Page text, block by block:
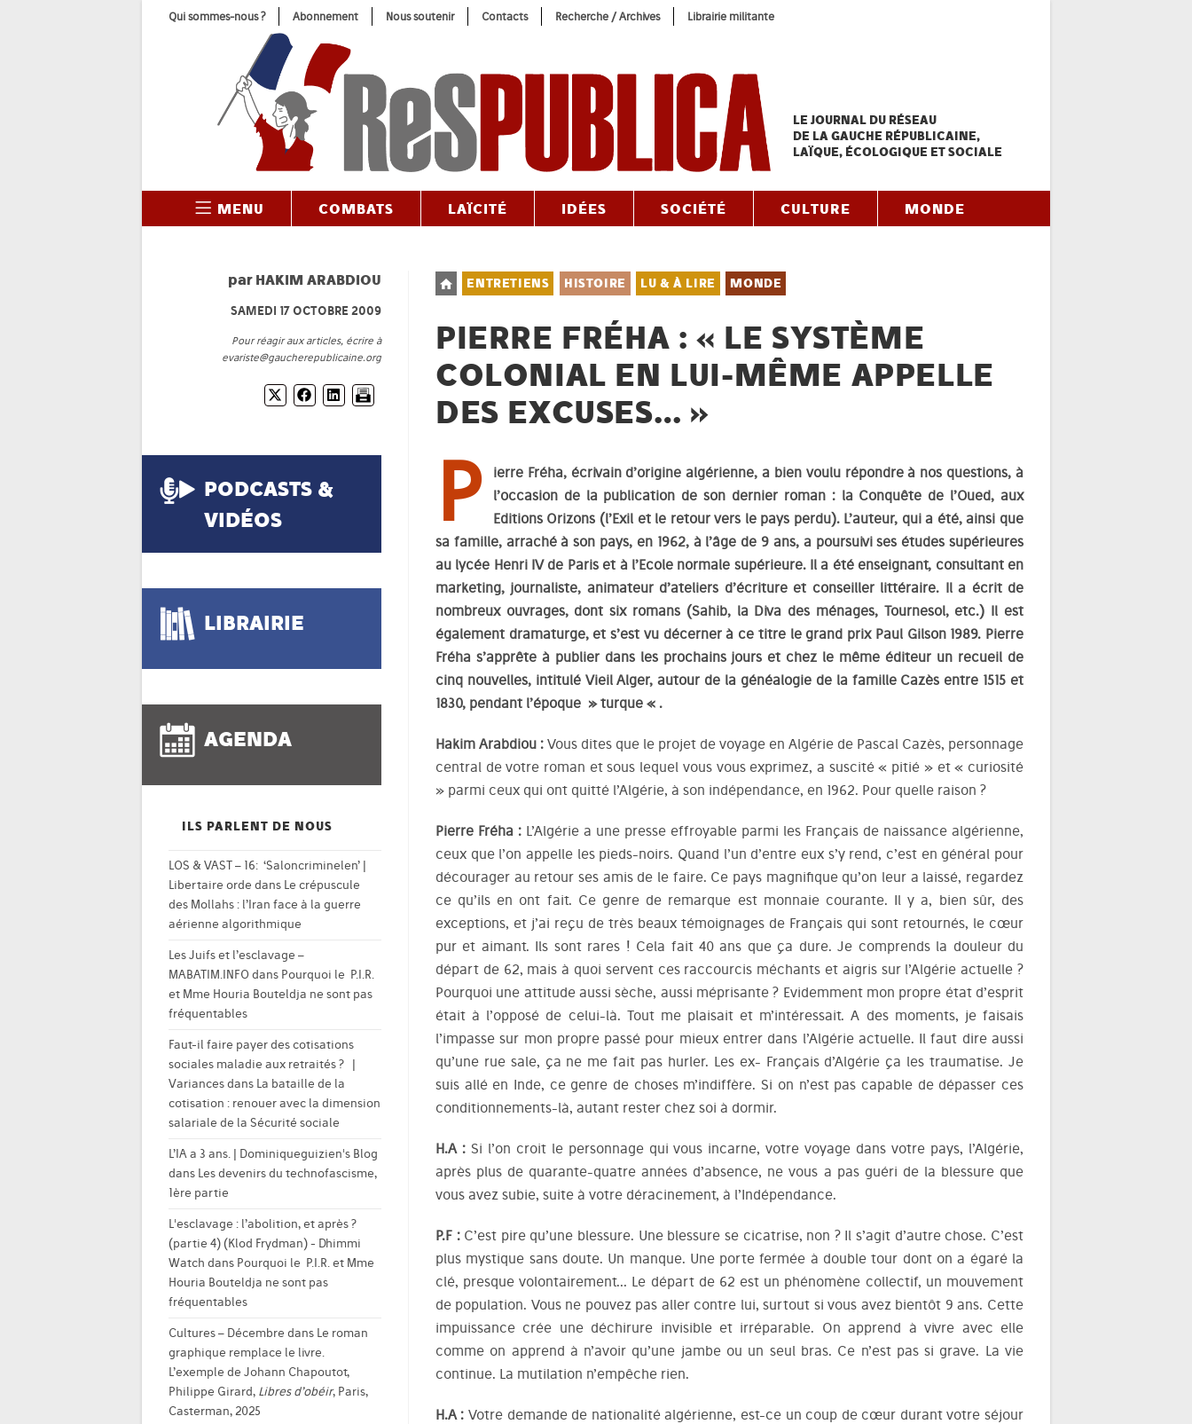
Qui sommes-nous ? Abonnement Nous soutenir Contacts Recherche / Archives Librairie militante
LE JOURNAL DU RÉSEAU
DE LA GAUCHE RÉPUBLICAINE,
LAÏQUE, ÉCOLOGIQUE ET SOCIALE
MENU COMBATS LAÏCITÉ IDÉES SOCIÉTÉ CULTURE MONDE
Post
category:
ENTRETIENS HISTOIRE LU & À LIRE MONDE
PIERRE FRÉHA : « LE SYSTÈME
COLONIAL EN LUI-MÊME APPELLE
DES EXCUSES… »
P
ierre Fréha, écrivain d’origine algérienne, a bien voulu répondre à nos questions, à
l’occasion de la publication de son dernier roman : la Conquête de l’Oued, aux
Editions Orizons (l’Exil et le retour vers le pays perdu). L’auteur, qui a été, ainsi que
sa famille, arraché à son pays, en 1962, à l’âge de 9 ans, a poursuivi ses études supérieures
au lycée Henri IV de Paris et à l’Ecole normale supérieure. Il a été enseignant, consultant en
marketing, journaliste, animateur d’ateliers d’écriture et conseiller littéraire. Il a écrit de
nombreux ouvrages, dont six romans (Sahib, la Diva des ménages, Tournesol, etc.) Il est
également dramaturge, et s’est vu décerner à ce titre le grand prix Paul Gilson 1989. Pierre
Fréha s’apprête à publier dans les prochains jours et chez le même éditeur un recueil de
cinq nouvelles, intitulé Vieil Alger, autour de la généalogie de la famille Cazès entre 1515 et
1830, pendant l’époque » turque « .
Hakim Arabdiou : Vous dites que le projet de voyage en Algérie de Pascal Cazès, personnage
central de votre roman et sous lequel vous vous exprimez, a suscité « pitié » et « curiosité
» parmi ceux qui ont quitté l’Algérie, à son indépendance, en 1962. Pour quelle raison ?
Pierre Fréha : L’Algérie a une presse effroyable parmi les Français de naissance algérienne,
ceux que l’on appelle les pieds-noirs. Quand l’un d’entre eux s’y rend, c’est en général pour
décourager au retour ses amis de le faire. Ce pays magnifique qu’on leur a laissé, regardez
ce qu’ils en ont fait. Ce genre de remarque est monnaie courante. Il y a, bien sûr, des
exceptions, et j’ai reçu de très beaux témoignages de Français qui sont retournés, le cœur
pur et aimant. Ils sont rares ! Cela fait 40 ans que ça dure. Je comprends la douleur du
départ de 62, mais à quoi servent ces raccourcis méchants et aigris sur l’Algérie actuelle ?
Pourquoi une attitude aussi sèche, aussi méprisante ? Evidemment mon propre état d’esprit
était à l’opposé de celui-là. Tout me plaisait et m’intéressait. A des moments, je faisais
l’impasse sur mon propre passé pour mieux entrer dans l’Algérie actuelle. Il faut dire aussi
qu’une rue sale, ça ne me fait pas hurler. Les ex- Français d’Algérie ça les traumatise. Je
suis allé en Inde, ce genre de choses m’indiffère. Si on n’est pas capable de dépasser ces
conditionnements-là, autant rester chez soi à dormir.
H.A :Si l’on croit le personnage qui vous incarne, votre voyage dans votre pays, l’Algérie,
après plus de quarante-quatre années d’absence, ne vous a pas guéri de la blessure que
vous avez subie, suite à votre déracinement, à l’Indépendance.
P.F :C’est pire qu’une blessure. Une blessure se cicatrise, non ? Il s’agit d’autre chose. C’est
plus mystique sans doute. Un manque. Une porte fermée à double tour dont on a égaré la
clé, presque volontairement… Le départ de 62 est un phénomène collectif, un mouvement
de population. Vous ne pouvez pas aller contre lui, surtout si vous avez bientôt 9 ans. Cette
impuissance crée une déchirure invisible et irréparable. On apprend à vivre avec elle
comme on apprend à n’avoir qu’une jambe ou un seul bras. Ce n’est pas si grave. La vie
continue. La mutilation n’empêche rien.
H.A : Votre demande de nationalité algérienne, est-ce un coup de cœur durant votre séjour
par HAKIM ARABDIOU
SAMEDI 17 OCTOBRE 2009
Pour réagir aux articles, écrire à
evariste@gaucherepublicaine.org
PODCASTS &
VIDÉOS
LIBRAIRIE
AGENDA
ILS PARLENT DE NOUS
LOS & VAST – 16: ‘Saloncriminelen’ |
Libertaire orde dans Le crépuscule
des Mollahs : l’Iran face à la guerre
aérienne algorithmique
Les Juifs et l’esclavage –
MABATIM.INFO dans Pourquoi le P.I.R.
et Mme Houria Bouteldja ne sont pas
fréquentables
Faut-il faire payer des cotisations
sociales maladie aux retraités ? |
Variancesdans La bataille de la
cotisation : renouer avec la dimension
salariale de la Sécurité sociale
L’IA a 3 ans. | Dominiqueguizien's Blog
dans Les devenirs du technofascisme,
1ère partie
L'esclavage : l’abolition, et après ?
(partie 4) (Klod Frydman) - Dhimmi
Watch dans Pourquoi le P.I.R. et Mme
Houria Bouteldja ne sont pas
fréquentables
Cultures – Décembre dans Le roman
graphique remplace le livre.
L’exemple de Johann Chapoutot,
Philippe Girard, Libres d’obéir, Paris,
Casterman, 2025